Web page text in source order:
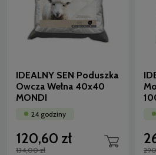
IDEALNY SEN Poduszka
Owcza Wełna 40x40
MONDI
24 godziny
120,60 zł
134,00 zł